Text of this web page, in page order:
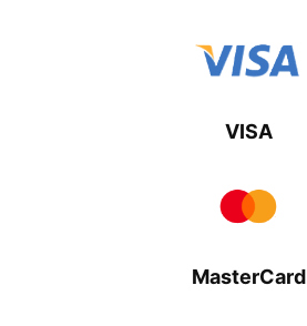
VISA
MasterCard